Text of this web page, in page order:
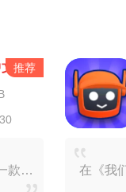
版
达成理想的健身成效。不管你是刚接触健身的新手，还
推荐